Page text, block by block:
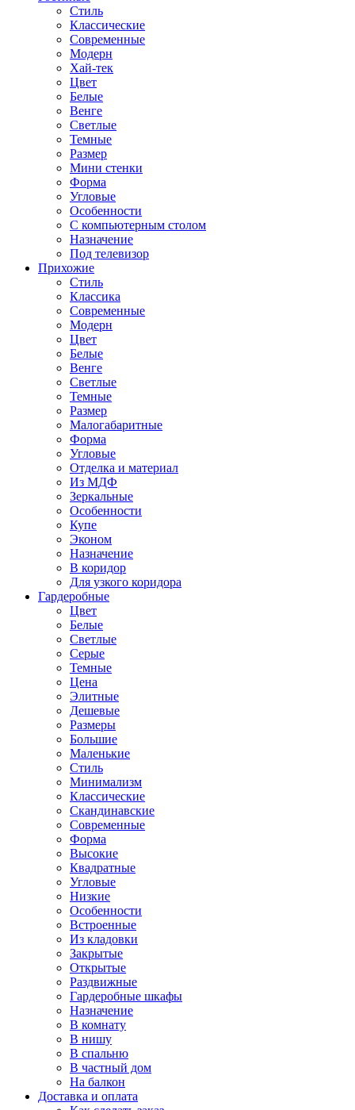
Стиль
Классические
Современные
Модерн
Хай-тек
Цвет
Белые
Венге
Светлые
Темные
Размер
Мини стенки
Форма
Угловые
Особенности
С компьютерным столом
Назначение
Под телевизор
Прихожие
Стиль
Классика
Современные
Модерн
Цвет
Белые
Венге
Светлые
Темные
Размер
Малогабаритные
Форма
Угловые
Отделка и материал
Из МДФ
Зеркальные
Особенности
Купе
Эконом
Назначение
В коридор
Для узкого коридора
Гардеробные
Цвет
Белые
Светлые
Серые
Темные
Цена
Элитные
Дешевые
Размеры
Большие
Маленькие
Стиль
Минимализм
Классические
Скандинавские
Современные
Форма
Высокие
Квадратные
Угловые
Низкие
Особенности
Встроенные
Из кладовки
Закрытые
Открытые
Раздвижные
Гардеробные шкафы
Назначение
В комнату
В нишу
В спальню
В частный дом
На балкон
Доставка и оплата